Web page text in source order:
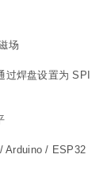
场
焊盘设置为 SPI
Arduino / ESP32